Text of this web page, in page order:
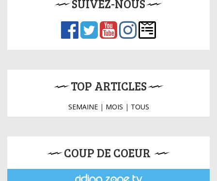
SUIVEZ-NOUS
TOP ARTICLES
SEMAINE| MOIS | TOUS
COUP DE COEUR